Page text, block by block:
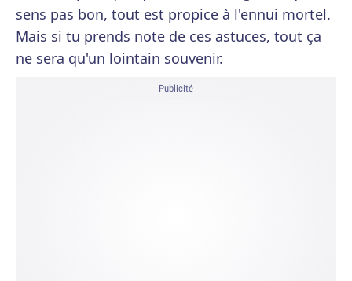
sens pas bon, tout est propice à l'ennui mortel.
Mais si tu prends note de ces astuces, tout ça
ne sera qu'un lointain souvenir.
Publicité